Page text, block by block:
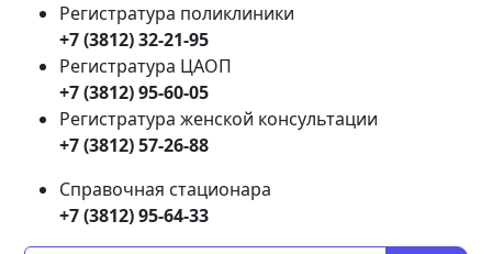
Регистратура поликлиники
+7 (3812) 32-21-95
Регистратура ЦАОП
+7 (3812) 95-60-05
Регистратура женской консультации
+7 (3812) 57-26-88
Справочная стационара
+7 (3812) 95-64-33